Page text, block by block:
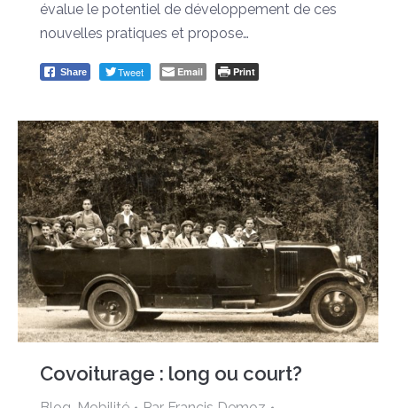
évalue le potentiel de développement de ces
nouvelles pratiques et propose…
Share Tweet Email Print
Covoiturage : long ou court?